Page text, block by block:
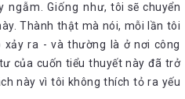
Giống như, tôi sẽ chuyển
Thành thật mà nói, mỗi lần tôi
ra - và thường là ở nơi công
của cuốn tiểu thuyết này đã trở
này vì tôi không thích tỏ ra yếu